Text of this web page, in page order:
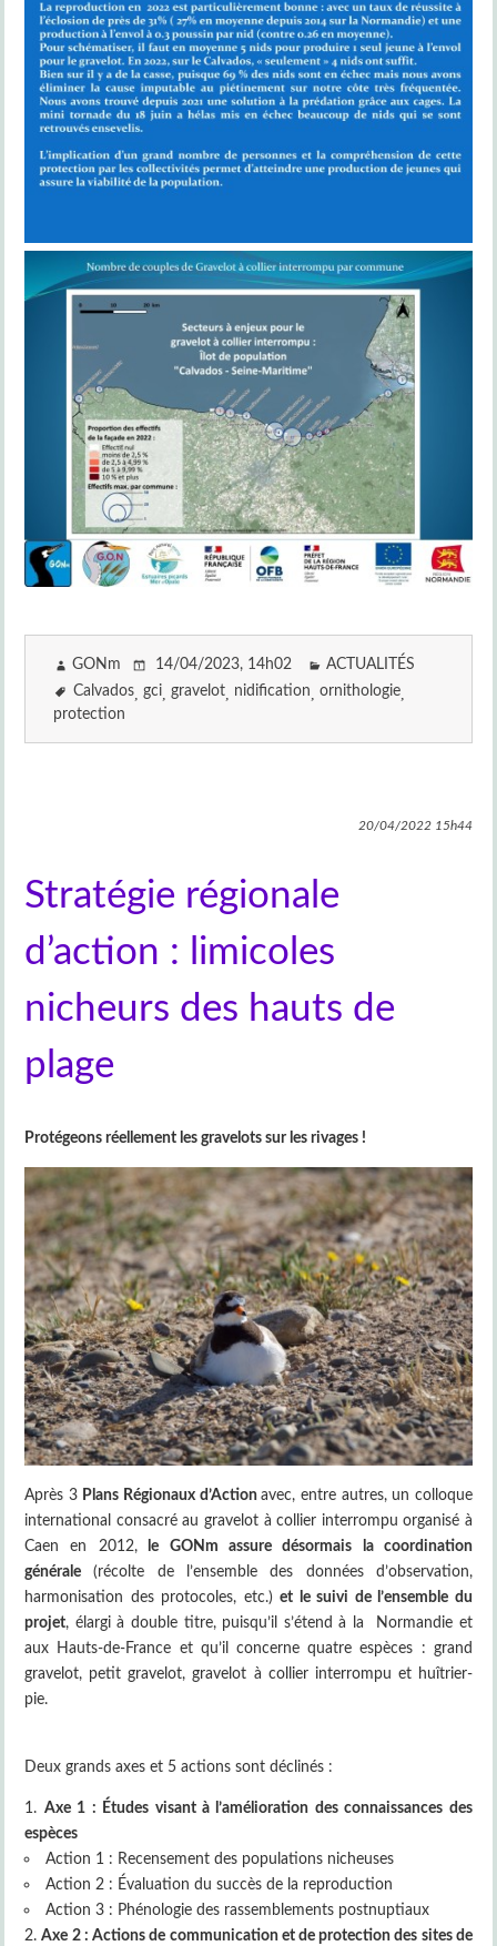
GONm 14/04/2023, 14h02
ACTUALITÉS
Calvados gci gravelot nidification
ornithologie
protection
20/04/202215h44
Stratégie régionale
d’action : limicoles
nicheurs des hauts de
plage
Protégeons réellement les gravelots sur les rivages !
Après 3 Plans Régionaux d’Actionavec, entre autres, un colloque
international consacré au gravelot à collier interrompu organisé à
Caen en 2012,le GONm assure désormais la coordination
générale (récolte de l’ensemble des données d’observation,
harmonisation des protocoles, etc.)et le suivi de l’ensemble du
projet, élargi à double titre, puisqu’il s’étend à la Normandie et
aux Hauts-de-France et qu’il concerne quatre espèces : grand
gravelot, petit gravelot, gravelot à collier interrompu et huîtrier-
pie.
Deux grands axes et 5 actions sont déclinés :
Axe 1 : Études visant à l’amélioration des connaissances des
espèces
Action 1 : Recensement des populations nicheuses
Action 2 : Évaluation du succès de la reproduction
Action 3 : Phénologie des rassemblements postnuptiaux
Axe 2 : Actions de communication et de protection des sites de